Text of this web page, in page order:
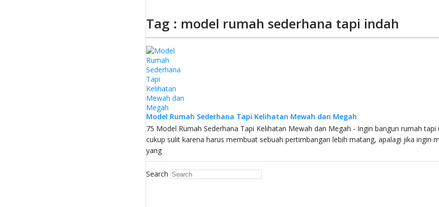
Tag : model rumah sederhana tapi indah
Model Rumah Sederhana Tapi Kelihatan Mewah dan Megah
75 Model Rumah Sederhana Tapi Kelihatan Mewah dan Megah - Ingin bangun rumah
cukup sulit karena harus membuat sebuah pertimbangan lebih matang, apalagi jika ingin
yang
Search